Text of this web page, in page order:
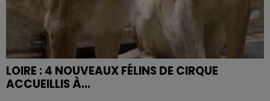
LOIRE : 4 NOUVEAUX FÉLINS DE CIRQUE
ACCUEILLIS À...